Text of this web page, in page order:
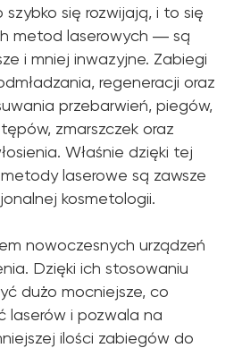
się rozwijają, i to się
metod laserowych ― są
i mniej inwazyjne. Zabiegi
regeneracji oraz
przebarwień, piegów,
zmarszczek oraz
Właśnie dzięki tej
laserowe są zawsze
kosmetologii.
nowoczesnych urządzeń
Dzięki ich stosowaniu
dużo mocniejsze, co
laserów i pozwala na
ilości zabiegów do